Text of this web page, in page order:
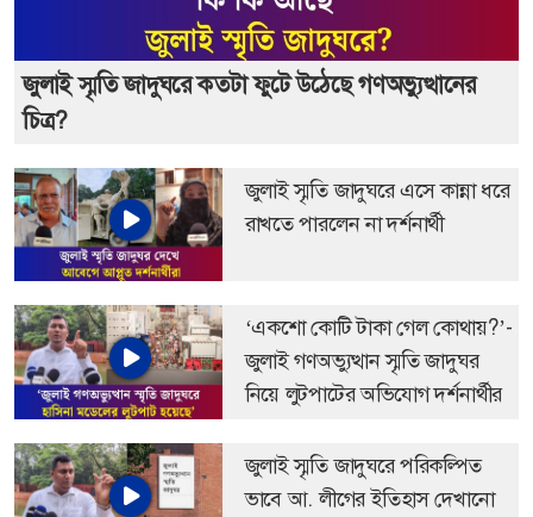
জুলাই স্মৃতি জাদুঘরে কতটা ফুটে উঠেছে গণঅভ্যুত্থানের
চিত্র?
জুলাই স্মৃতি জাদুঘরে এসে কান্না ধরে
রাখতে পারলেন না দর্শনার্থী
‘একশো কোটি টাকা গেল কোথায়?’-
জুলাই গণঅভ্যুত্থান স্মৃতি জাদুঘর
নিয়ে লুটপাটের অভিযোগ দর্শনার্থীর
জুলাই স্মৃতি জাদুঘরে পরিকল্পিত
ভাবে আ. লীগের ইতিহাস দেখানো